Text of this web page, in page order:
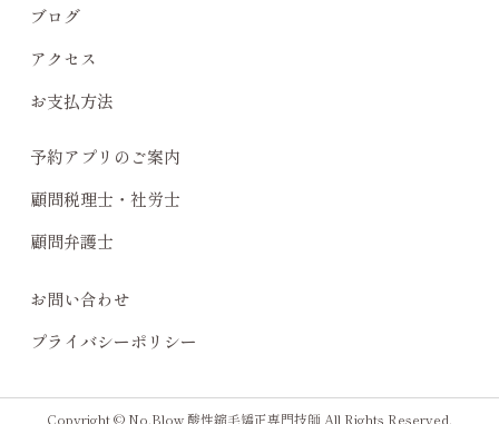
ブログ
アクセス
お支払方法
予約アプリのご案内
顧問税理士・社労士
顧問弁護士
お問い合わせ
プライバシーポリシー
Copyright © No.Blow 酸性縮毛矯正専門技師 All Rights Reserved.